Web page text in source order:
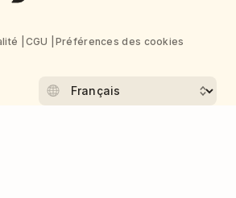
CGU
Préférences des cookies